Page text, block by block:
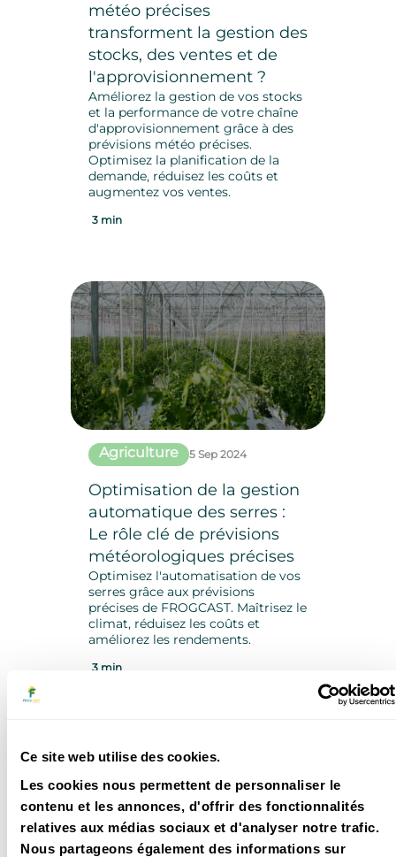
Ce site web utilise des cookies.
Les cookies nous permettent de personnaliser le
contenu et les annonces, d'offrir des fonctionnalités
relatives aux médias sociaux et d'analyser notre trafic.
Nous partageons également des informations sur
météo précises
transforment la gestion des
stocks, des ventes et de
l'approvisionnement ?
Améliorez la gestion de vos stocks
et la performance de votre chaîne
d'approvisionnement grâce à des
prévisions météo précises.
Optimisez la planification de la
demande, réduisez les coûts et
augmentez vos ventes.
3 min
Agriculture 5 Sep 2024
Optimisation de la gestion
automatique des serres :
Le rôle clé de prévisions
météorologiques précises
Optimisez l'automatisation de vos
serres grâce aux prévisions
précises de FROGCAST. Maîtrisez le
climat, réduisez les coûts et
améliorez les rendements.
3 min